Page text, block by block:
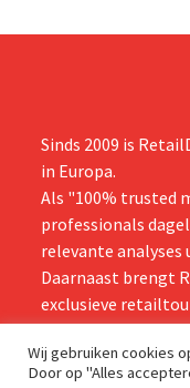
Sinds 2009 is
in Europa.
Als "100% trusted
professionals
relevante analyses
Daarnaast brengt
exclusieve
centraal staan.
Wij gebruiken cookies
Door op "Alles